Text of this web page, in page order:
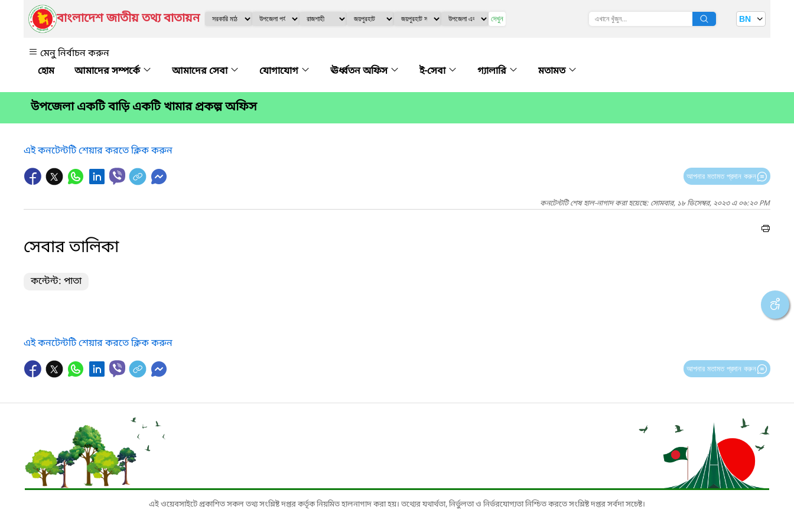
বাংলাদেশ জাতীয় তথ্য বাতায়ন দেখুন BN
মেনু নির্বাচন করুন
আমাদের সম্পর্কে
আমাদের সেবা যোগাযোগ ঊর্ধ্বতন অফিস ই-সেবা গ্যালারি মতামত
উপজেলা একটি বাড়ি একটি খামার প্রকল্প অফিস
এই কনটেন্টটি শেয়ার করতে ক্লিক করুন
আপনার মতামত প্রদান করুন
কনটেন্টটি শেষ হাল-নাগাদ করা হয়েছে: সোমবার, ১৮ ডিসেম্বর, ২০২৩ এ ০৬:২০ PM
সেবার তালিকা
কন্টেন্ট: পাতা
এই কনটেন্টটি শেয়ার করতে ক্লিক করুন
আপনার মতামত প্রদান করুন
এই ওয়েবসাইটে প্রকাশিত সকল তথ্য সংশ্লিষ্ট দপ্তর কর্তৃক নিয়মিত হালনাগাদ করা হয়। তথ্যের যথার্থতা, নির্ভুলতা ও নির্ভরযোগ্যতা নিশ্চিত করতে সংশ্লিষ্ট দপ্তর সর্বদা সচেষ্ট।